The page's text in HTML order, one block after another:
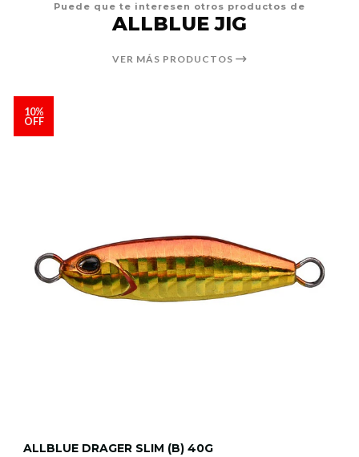
Puede que te interesen otros productos de
ALLBLUE JIG
VER MÁS PRODUCTOS
10%
OFF
ALLBLUE DRAGER SLIM (B) 40G